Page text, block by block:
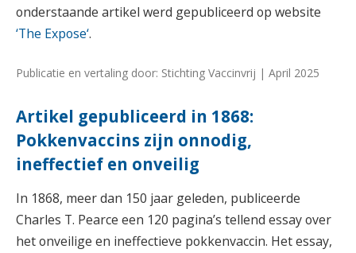
onderstaande artikel werd gepubliceerd op website
‘The Expose‘.
Publicatie en vertaling door: Stichting Vaccinvrij | April 2025
Artikel gepubliceerd in 1868:
Pokkenvaccins zijn onnodig,
ineffectief en onveilig
In 1868, meer dan 150 jaar geleden, publiceerde
Charles T. Pearce een 120 pagina’s tellend essay over
het onveilige en ineffectieve pokkenvaccin. Het essay,